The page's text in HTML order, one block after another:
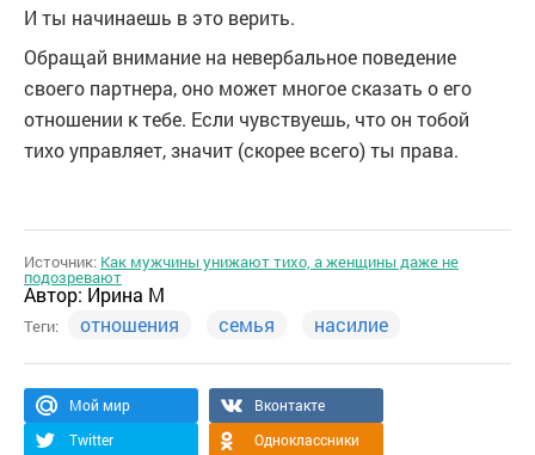
И ты начинаешь в это верить.
Обращай внимание на невербальное поведение
своего партнера, оно может многое сказать о его
отношении к тебе. Если чувствуешь, что он тобой
тихо управляет, значит (скорее всего) ты права.
Источник: Как мужчины унижают тихо, а женщины даже не
подозревают
Автор: Ирина М
Теги: отношения семья насилие
Мой мир
Вконтакте
Twitter
Одноклассники